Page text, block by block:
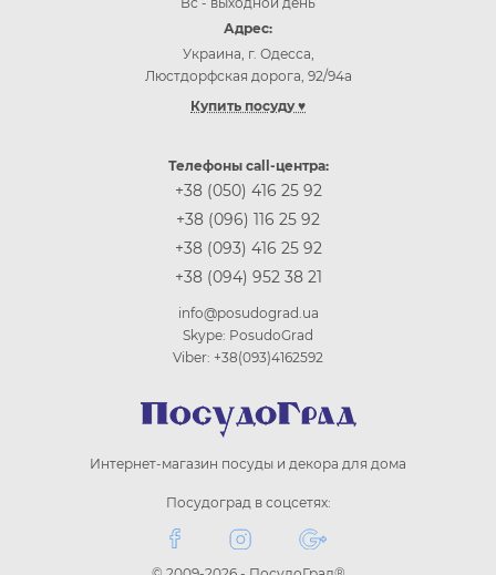
Интернет-магазин посуды и декора для дома
Посудоград в соцсетях:
Адрес:
Украина, г. Одесса,
Люстдорфская дорога, 92/94а
Купить посуду ♥
Купить посуду Днепр (Днепропетровск)
Купить посуду Житомир
Купить посуду Запорожье
Купить посуду Ивано-Франковск
Купить посуду Луцк
Купить посуду Львов
Купить посуду Полтава
Купить посуду Ровно
Купить посуду Тернополь
Купить посуду Ужгород
Купить посуду Херсон
Купить посуду Хмельницкий
Телефоны call-центра:
+38 (050) 416 25 92
+38 (096) 116 25 92
+38 (093) 416 25 92
+38 (094) 952 38 21
info@posudograd.ua
Skype: PosudoGrad
Viber: +38(093)4162592